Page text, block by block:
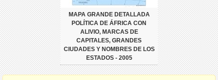
MAPA GRANDE DETALLADA
POLÍTICA DE ÁFRICA CON
ALIVIO, MARCAS DE
CAPITALES, GRANDES
CIUDADES Y NOMBRES DE LOS
ESTADOS - 2005